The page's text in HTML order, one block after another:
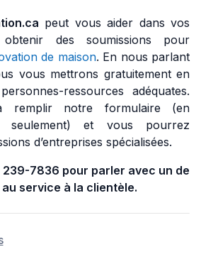
peut vous aider dans vos
des soumissions pour
de maison. En nous parlant
vous mettrons gratuitement en
ressources adéquates.
remplir notre formulaire (en
seulement) et vous pourrez
d’entreprises spécialisées.
239-7836 pour parler avec un de
service à la clientèle.